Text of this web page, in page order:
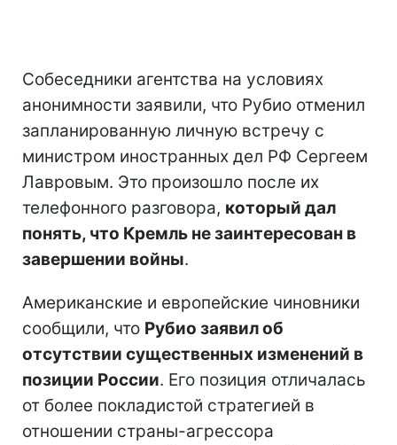
Собеседники агентства на условиях
анонимности заявили, что Рубио отменил
запланированную личную встречу с
министром иностранных дел РФ Сергеем
Лавровым. Это произошло после их
телефонного разговора, который дал
понять, что Кремль не заинтересован в
завершении войны.
Американские и европейские чиновники
сообщили, что Рубио заявил об
отсутствии существенных изменений в
позиции России. Его позиция отличалась
от более покладистой стратегией в
отношении страны-агрессора